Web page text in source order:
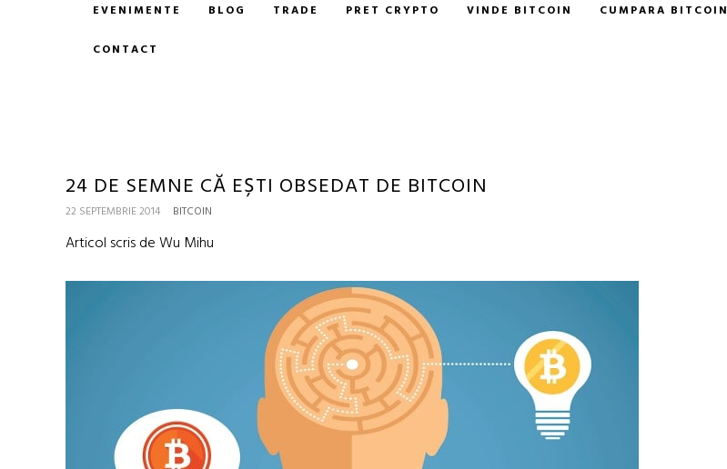
EVENIMENTE BLOG TRADE PRET CRYPTO VINDE BITCOIN CUMPARA BITCOIN
CONTACT
24 DE SEMNE CĂ EȘTI OBSEDAT DE BITCOIN
22 SEPTEMBRIE 2014 BITCOIN
Articol scris de Wu Mihu